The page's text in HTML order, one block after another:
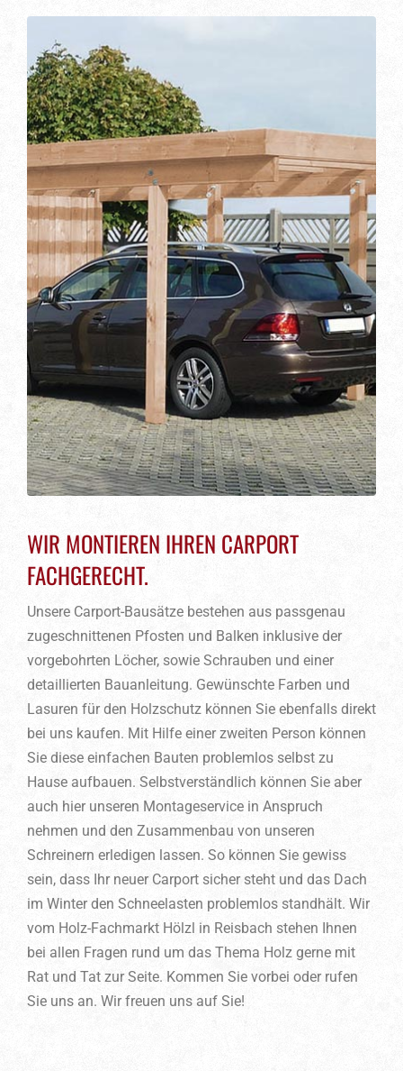
WIR MONTIEREN IHREN CARPORT
FACHGERECHT.
Unsere Carport-Bausätze bestehen aus passgenau
zugeschnittenen Pfosten und Balken inklusive der
vorgebohrten Löcher, sowie Schrauben und einer
detaillierten Bauanleitung. Gewünschte Farben und
Lasuren für den Holzschutz können Sie ebenfalls direkt
bei uns kaufen. Mit Hilfe einer zweiten Person können
Sie diese einfachen Bauten problemlos selbst zu
Hause aufbauen. Selbstverständlich können Sie aber
auch hier unseren Montageservice in Anspruch
nehmen und den Zusammenbau von unseren
Schreinern erledigen lassen. So können Sie gewiss
sein, dass Ihr neuer Carport sicher steht und das Dach
im Winter den Schneelasten problemlos standhält. Wir
vom Holz-Fachmarkt Hölzl in Reisbach stehen Ihnen
bei allen Fragen rund um das Thema Holz gerne mit
Rat und Tat zur Seite. Kommen Sie vorbei oder rufen
Sie uns an. Wir freuen uns auf Sie!